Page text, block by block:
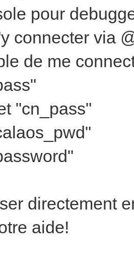
pour
connecter via
de me
"cn_pass"
directement
aide!